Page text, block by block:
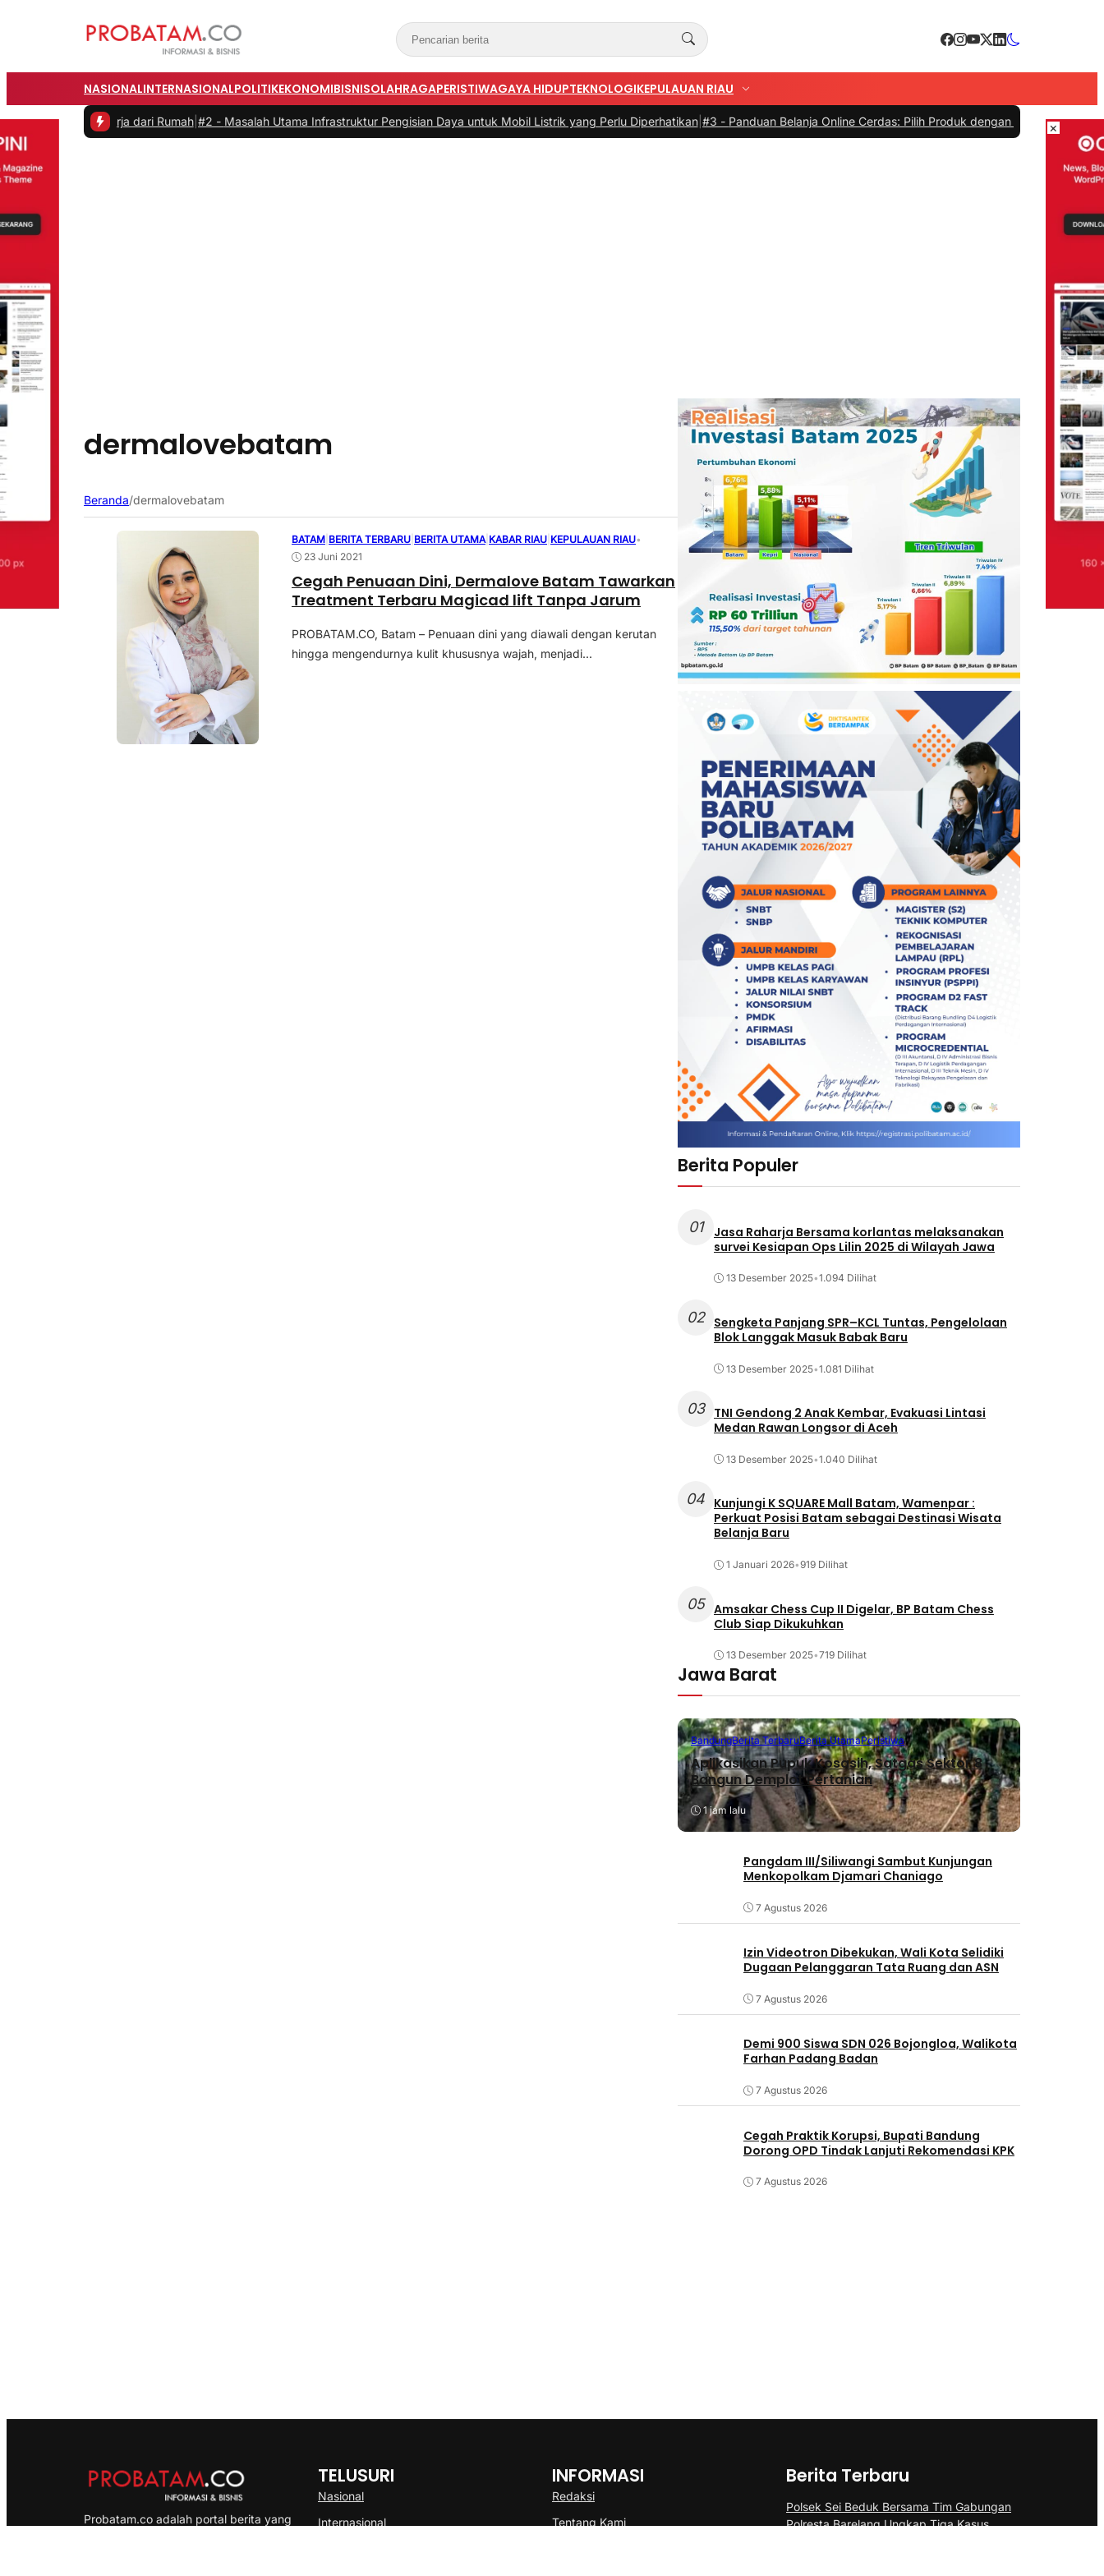
NASIONALINTERNASIONALPOLITIKEKONOMIBISNISOLAHRAGAPERISTIWAGAYA HIDUPTEKNOLOGIKEPULAUAN RIAU
Bekerja dari Rumah|#2 -Masalah Utama Infrastruktur Pengisian Daya untuk Mobil Listrik yang Perlu Diperhatikan|#3 -Panduan Belanja Online Cerdas: Pilih Produk dengan Bijak dan Hindari Penipuan|
dermalovebatam
Beranda/dermalovebatam
BATAM BERITA TERBARU BERITA UTAMA KABAR RIAU KEPULAUAN RIAU•
23 Juni 2021
Cegah Penuaan Dini, Dermalove Batam Tawarkan
Treatment Terbaru Magicad lift Tanpa Jarum
PROBATAM.CO, Batam – Penuaan dini yang diawali dengan kerutan
hingga mengendurnya kulit khususnya wajah, menjadi...
Berita Populer
01
Jasa Raharja Bersama korlantas melaksanakan
survei Kesiapan Ops Lilin 2025 di Wilayah Jawa
13 Desember 2025•1.094 Dilihat
02
Sengketa Panjang SPR–KCL Tuntas, Pengelolaan
Blok Langgak Masuk Babak Baru
13 Desember 2025•1.081 Dilihat
03
TNI Gendong 2 Anak Kembar, Evakuasi Lintasi
Medan Rawan Longsor di Aceh
13 Desember 2025•1.040 Dilihat
04 Kunjungi K SQUARE Mall Batam, Wamenpar :
Perkuat Posisi Batam sebagai Destinasi Wisata
Belanja Baru
1 Januari 2026•919 Dilihat
05 Amsakar Chess Cup II Digelar, BP Batam Chess
Club Siap Dikukuhkan
13 Desember 2025•719 Dilihat
Jawa Barat
BandungBerita TerbaruBerita UtamaPeristiwa
Aplikasikan Pupuk Kosasih, Satgas Sektor 8
Bangun Demplot Pertanian
1 jam lalu
Pangdam III/Siliwangi Sambut Kunjungan
Menkopolkam Djamari Chaniago
7 Agustus 2026
Izin Videotron Dibekukan, Wali Kota Selidiki
Dugaan Pelanggaran Tata Ruang dan ASN
7 Agustus 2026
Demi 900 Siswa SDN 026 Bojongloa, Walikota
Farhan Padang Badan
7 Agustus 2026
Cegah Praktik Korupsi, Bupati Bandung
Dorong OPD Tindak Lanjuti Rekomendasi KPK
7 Agustus 2026
Probatam.co adalah portal berita yang
TELUSURI
Nasional
Internasional
INFORMASI
Redaksi
Tentang Kami
Berita Terbaru
Polsek Sei Beduk Bersama Tim Gabungan
Polresta Barelang Ungkap Tiga Kasus
×